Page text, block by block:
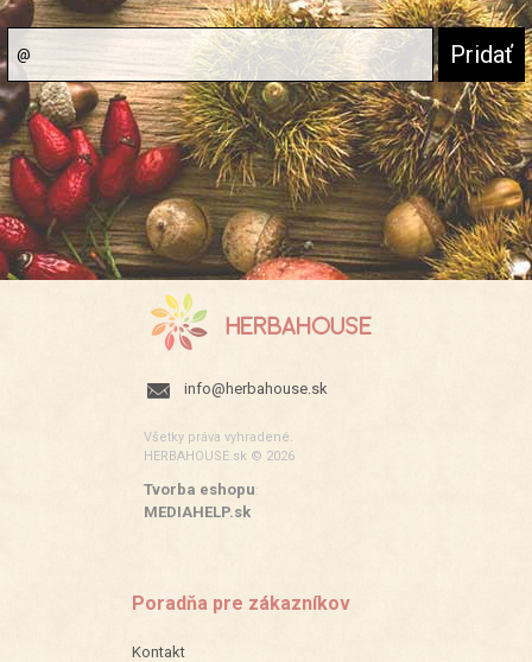
info@herbahouse.sk
Všetky práva vyhradené.
HERBAHOUSE.sk © 2026
Tvorba eshopu:
MEDIAHELP.sk
Poradňa pre zákazníkov
Kontakt